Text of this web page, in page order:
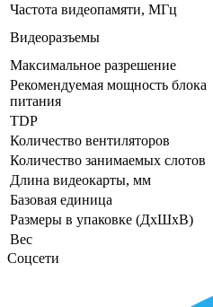
Частота видеопамяти, МГц
Видеоразъемы
Максимальное разрешение
Рекомендуемая мощность блока
питания
TDP
Количество вентиляторов
Количество занимаемых слотов
Длина видеокарты, мм
Базовая единица
Размеры в упаковке (ДхШхВ)
Вес
Соцсети